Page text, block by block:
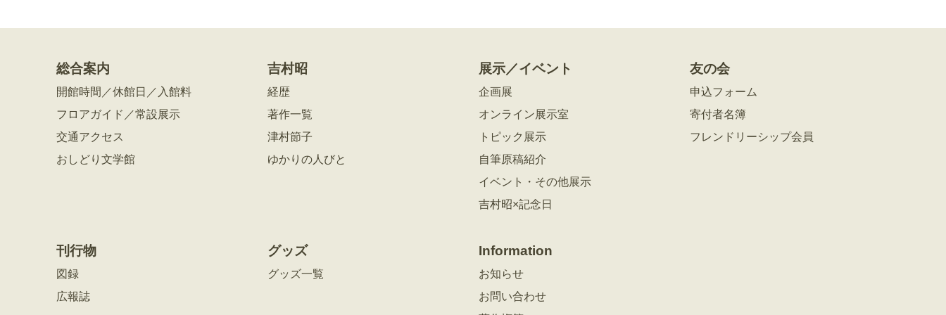
総合案内
開館時間／休館日／入館料
フロアガイド／常設展示
交通アクセス
おしどり文学館
吉村昭
経歴
著作一覧
津村節子
ゆかりの人びと
展示／イベント
企画展
オンライン展示室
トピック展示
自筆原稿紹介
イベント・その他展示
吉村昭×記念日
友の会
申込フォーム
寄付者名簿
フレンドリーシップ会員
刊行物
図録
広報誌
グッズ
グッズ一覧
Information
お知らせ
お問い合わせ